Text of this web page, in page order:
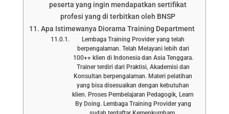
peserta yang ingin mendapatkan sertifikat
profesi yang di terbitkan oleh BNSP
Apa Istimewanya Diorama Training Department
Lembaga Training Provider yang telah
berpengalaman. Telah Melayani lebih dari
100++ klien di Indonesia dan Asia Tenggara.
Trainer terdiri dari Praktisi, Akademisi dan
Konsultan berpengalaman. Materi pelatihan
yang bisa disesuaikan dengan kebutuhan
klien. Proses Pembelajaran Pedagogik, Learn
By Doing. Lembaga Training Provider yang